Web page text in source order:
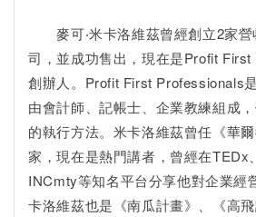
麥可‧米卡洛維茲曾經創立2家營
司，並成功售出，現在是Profit
創辦人。Profit First Professionals
由會計師、記帳士、企業教練組成
的執行方法。米卡洛維茲曾任《華
家，現在是熱門講者，曾經在TEDx
INCmty等知名平台分享他對企業經
卡洛維茲也是《南瓜計畫》、《高